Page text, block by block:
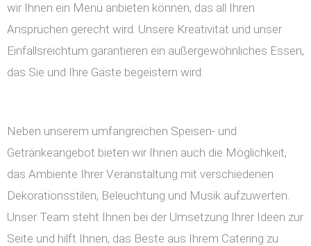
wir Ihnen ein Menü anbieten können, das all Ihren
Ansprüchen gerecht wird. Unsere Kreativität und unser
Einfallsreichtum garantieren ein außergewöhnliches Essen,
das Sie und Ihre Gäste begeistern wird.
Neben unserem umfangreichen Speisen- und
Getränkeangebot bieten wir Ihnen auch die Möglichkeit,
das Ambiente Ihrer Veranstaltung mit verschiedenen
Dekorationsstilen, Beleuchtung und Musik aufzuwerten.
Unser Team steht Ihnen bei der Umsetzung Ihrer Ideen zur
Seite und hilft Ihnen, das Beste aus Ihrem Catering zu